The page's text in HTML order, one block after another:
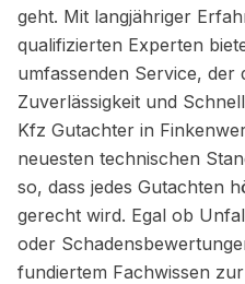
geht. Mit langjähriger
qualifizierten Experten
umfassenden Service, der
Zuverlässigkeit und
Kfz Gutachter in
neuesten technischen
so, dass jedes Gutachten
gerecht wird. Egal ob
oder
fundiertem Fachwissen